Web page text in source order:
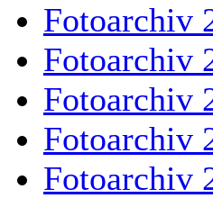
Fotoarchiv
Fotoarchiv
Fotoarchiv
Fotoarchiv
Fotoarchiv